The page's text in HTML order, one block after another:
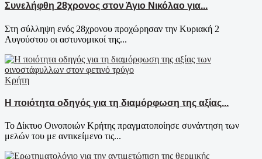
Συνελήφθη 28χρονος στον Άγιο Νικόλαο για...
Στη σύλληψη ενός 28χρονου προχώρησαν την Κυριακή 2
Αυγούστου οι αστυνομικοί της...
Κρήτη
Η ποιότητα οδηγός για τη διαμόρφωση της αξίας...
Το Δίκτυο Οινοποιών Κρήτης πραγματοποίησε συνάντηση των
μελών του με αντικείμενο τις...